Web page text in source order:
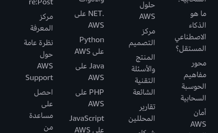
ما هو
الذكاء
الاصطناعي
المستقل؟
محور
مفاهيم
الحوسبة
السحابية
أمان
AWS
حلول
AWS
مركز
التصميم
المنتج
والأسئلة
التقنية
الشائعة
تقارير
المحللين
.NET على
AWS
Python
على AWS
Java على
AWS
PHP على
AWS
JavaScript
على AWS
مركز
المعرفة
نظرة عامة
حول
AWS
Support
احصل
على
مساعدة
من